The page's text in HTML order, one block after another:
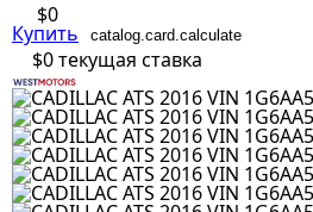
$0
Купить catalog.card.calculate
$0текущая ставка